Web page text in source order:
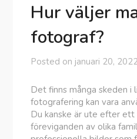
Hur väljer
fotograf?
Posted on januari 20,
Det finns många skeden i
fotografering kan vara
Du kanske är ute efter
föreviganden av olika